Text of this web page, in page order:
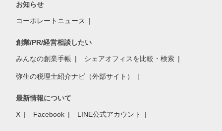
お知らせ
コーポレートニュース
創業/PR/経営相談したい
みんなの創業手帳 シェアオフィスを比較・検索
弥生の税理士紹介ナビ（外部サイト）
最新情報について
X Facebook LINE公式アカウント